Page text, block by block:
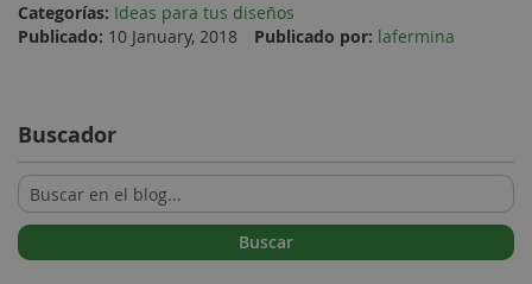
Categorías: Ideas para tus diseños
Publicado: 10 January, 2018 Publicado por: lafermina
Buscador
Buscar